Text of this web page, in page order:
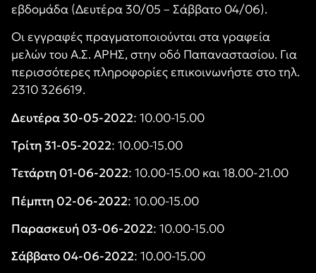
εβδομάδα (Δευτέρα 30/05 – Σάββατο 04/06).
Οι εγγραφές πραγματοποιούνται στα γραφεία
μελών του Α.Σ. ΑΡΗΣ, στην οδό Παπαναστασίου. Για
περισσότερες πληροφορίες επικοινωνήστε στο τηλ.
2310 326619.
Δευτέρα 30-05-2022: 10.00-15.00
Τρίτη 31-05-2022: 10.00-15.00
Τετάρτη 01-06-2022: 10.00-15.00 και 18.00-21.00
Πέμπτη 02-06-2022: 10.00-15.00
Παρασκευή 03-06-2022: 10.00-15.00
Σάββατο 04-06-2022: 10.00-15.00